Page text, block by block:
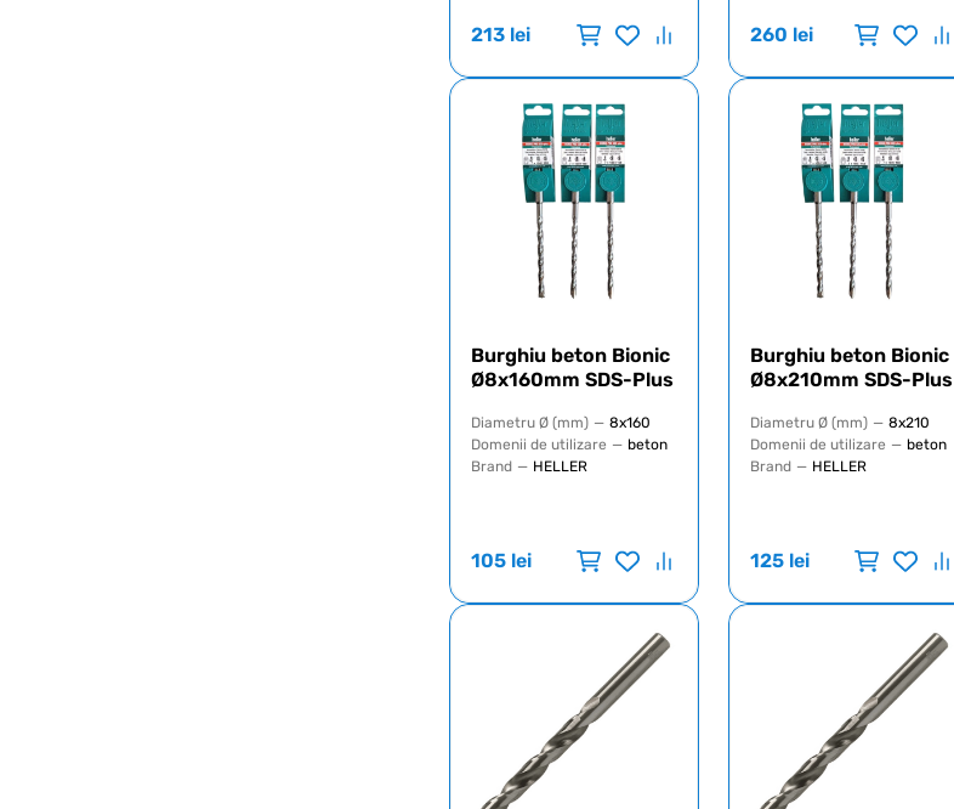
213 lei 260 lei
Burghiu beton Bionic
Ø8x160mm SDS-Plus
Diametru Ø (mm) — 8x160
Domenii de utilizare — beton
Brand — HELLER
105 lei
Burghiu beton Bionic
Ø8x210mm SDS-Plus
Diametru Ø (mm) — 8x210
Domenii de utilizare — beton
Brand — HELLER
125 lei